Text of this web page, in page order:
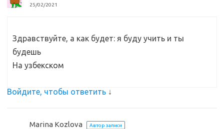
25/02/2021
Здравствуйте, а как будет: я буду учить и ты
будешь
На узбекском
Войдите, чтобы ответить ↓
Marina Kozlova
Автор записи